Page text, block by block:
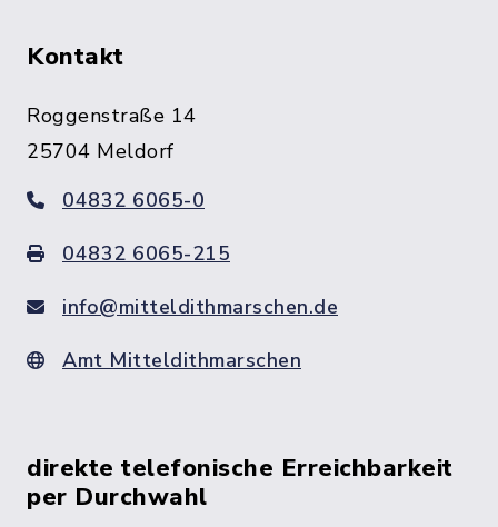
Kontakt
Roggenstraße 14
25704 Meldorf
04832 6065-0
04832 6065-215
info@mitteldithmarschen.de
Amt Mitteldithmarschen
direkte telefonische Erreichbarkeit
per Durchwahl